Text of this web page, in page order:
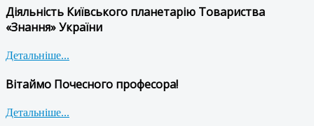
Діяльність Київського планетарію Товариства
«Знання» України
Детальніше...
Вітаймо Почесного професора!
Детальніше...